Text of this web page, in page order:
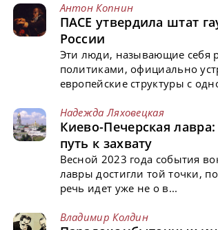
Антон Копнин
ПАСЕ утвердила штат
России
Эти люди, называющие себя
политиками, официально
европейские структуры с
Надежда Ляховецкая
Киево-Печерская
путь к захвату
Весной 2023 года события
лавры достигли той точки,
речь идет уже не о в...
Владимир Колдин